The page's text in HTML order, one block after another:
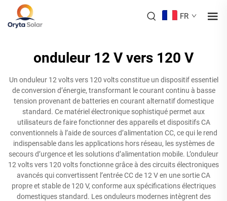
FR
onduleur 12 V vers 120 V
Un onduleur 12 volts vers 120 volts constitue un dispositif essentiel
de conversion d’énergie, transformant le courant continu à basse
tension provenant de batteries en courant alternatif domestique
standard. Ce matériel électronique sophistiqué permet aux
utilisateurs de faire fonctionner des appareils et dispositifs CA
conventionnels à l’aide de sources d’alimentation CC, ce qui le rend
indispensable dans les applications hors réseau, les systèmes de
secours d’urgence et les solutions d’alimentation mobile. L’onduleur
12 volts vers 120 volts fonctionne grâce à des circuits électroniques
avancés qui convertissent l’entrée CC de 12 V en une sortie CA
propre et stable de 120 V, conforme aux spécifications électriques
domestiques standard. Les onduleurs modernes intègrent des